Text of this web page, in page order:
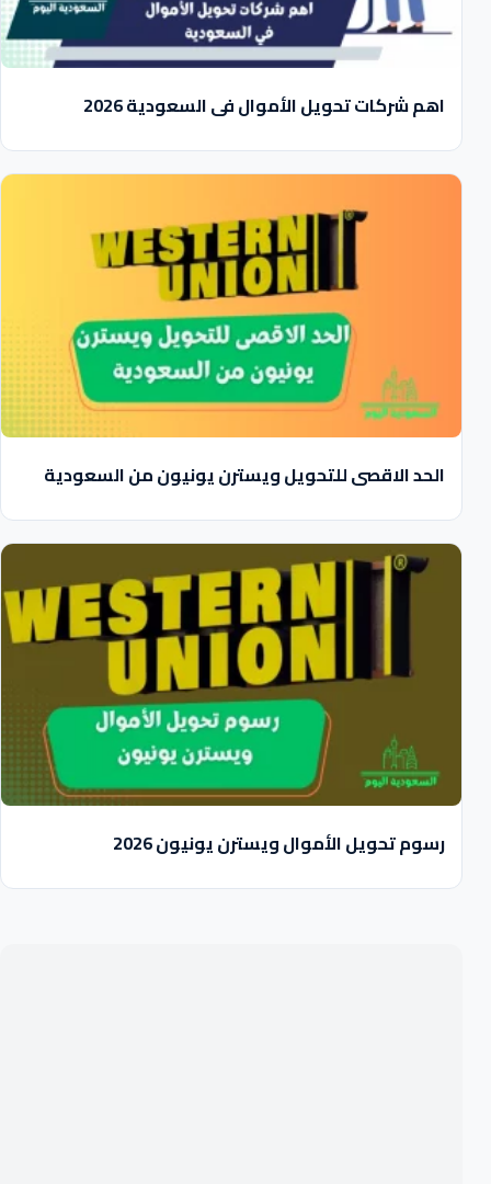
اهم شركات تحويل الأموال في السعودية 2026
الحد الاقصى للتحويل ويسترن يونيون من السعودية
رسوم تحويل الأموال ويسترن يونيون 2026